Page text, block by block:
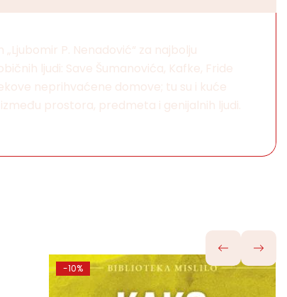
P. Nenadović“ za najbolju
ljudi: Save Šumanovića, Kafke, Fride
neprihvaćene domove; tu su i kuće
prostora, predmeta i genijalnih ljudi.
-10%